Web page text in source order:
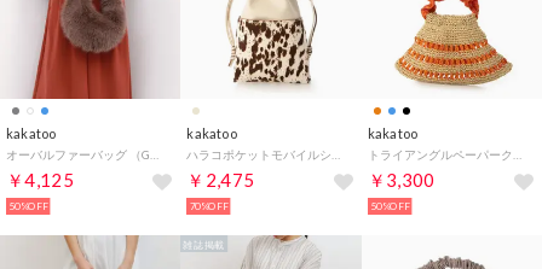
kakatoo
￥4,125
50%OFF
kakatoo
￥2,475
70%OFF
kakatoo
￥3,300
50%OFF
雑誌掲載